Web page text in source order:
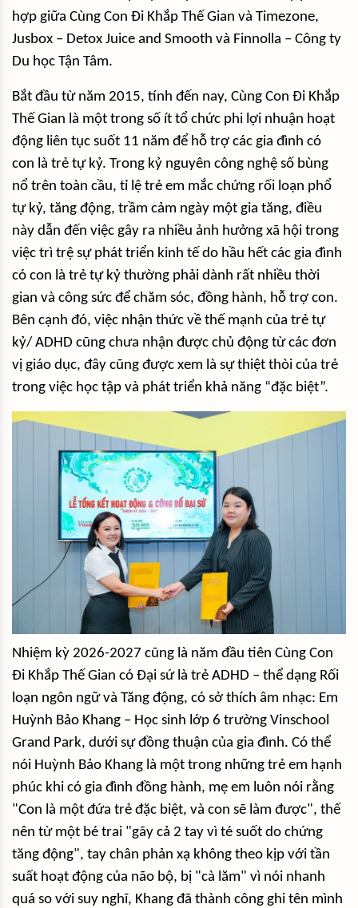
hợp giữa Cùng Con Đi Khắp Thế Gian và Timezone,
Jusbox – Detox Juice and Smooth và Finnolla – Công ty
Du học Tận Tâm.
Bắt đầu từ năm 2015, tính đến nay, Cùng Con Đi Khắp
Thế Gian là một trong số ít tổ chức phi lợi nhuận hoạt
động liên tục suốt 11 năm để hỗ trợ các gia đình có
con là trẻ tự kỷ. Trong kỷ nguyên công nghệ số bùng
nổ trên toàn cầu, tỉ lệ trẻ em mắc chứng rối loạn phổ
tự kỷ, tăng động, trầm cảm ngày một gia tăng, điều
này dẫn đến việc gây ra nhiều ảnh hưởng xã hội trong
việc trì trệ sự phát triển kinh tế do hầu hết các gia đình
có con là trẻ tự kỷ thường phải dành rất nhiều thời
gian và công sức để chăm sóc, đồng hành, hỗ trợ con.
Bên cạnh đó, việc nhận thức về thế mạnh của trẻ tự
kỷ/ ADHD cũng chưa nhận được chủ động từ các đơn
vị giáo dục, đây cũng được xem là sự thiệt thòi của trẻ
trong việc học tập và phát triển khả năng “đặc biệt”.
Nhiệm kỳ 2026-2027 cũng là năm đầu tiên Cùng Con
Đi Khắp Thế Gian có Đại sứ là trẻ ADHD – thể dạng Rối
loạn ngôn ngữ và Tăng động, có sở thích âm nhạc: Em
Huỳnh Bảo Khang – Học sinh lớp 6 trường Vinschool
Grand Park, dưới sự đồng thuận của gia đình. Có thể
nói Huỳnh Bảo Khang là một trong những trẻ em hạnh
phúc khi có gia đình đồng hành, mẹ em luôn nói rằng
"Con là một đứa trẻ đặc biệt, và con sẽ làm được", thế
nên từ một bé trai "gãy cả 2 tay vì té suốt do chứng
tăng động", tay chân phản xạ không theo kịp với tần
suất hoạt động của não bộ, bị "cà lăm" vì nói nhanh
quá so với suy nghĩ, Khang đã thành công ghi tên mình